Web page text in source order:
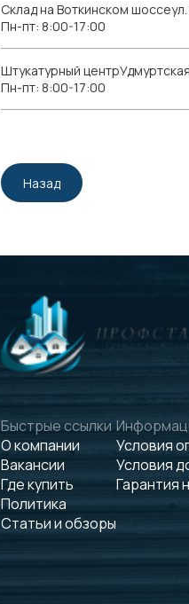
Склад на Воткинском
Пн-пт: 8:00-17:00
Штукатурный
Пн-пт: 8:00-17:00
Назад
Быстрые ссылки
О компании
Вакансии
Где купить
Политика
Статьи и обзоры
Условия
Условия
Гарантия